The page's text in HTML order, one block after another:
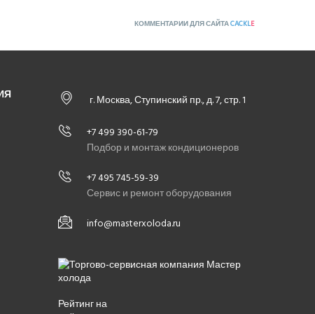
КОММЕНТАРИИ ДЛЯ САЙТАCACKLE
г. Москва, Ступинский пр., д. 7, стр. 1
+7 499 390-61-79
Подбор и монтаж кондиционеров
+7 495 745-59-39
Сервис и ремонт оборудования
info@masterxoloda.ru
Рейтинг на